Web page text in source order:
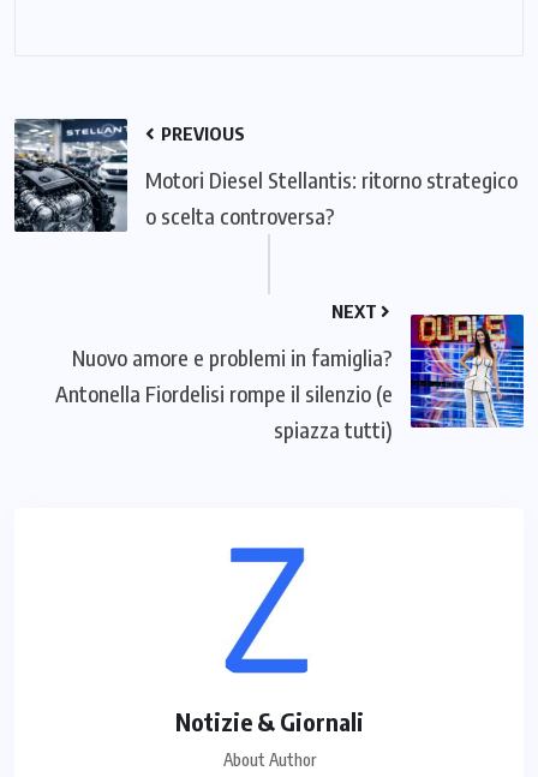
PREVIOUS
Motori Diesel Stellantis: ritorno strategico
o scelta controversa?
NEXT
Nuovo amore e problemi in famiglia?
Antonella Fiordelisi rompe il silenzio (e
spiazza tutti)
Notizie & Giornali
About Author